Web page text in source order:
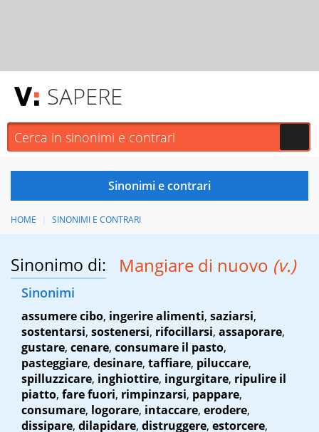
SAPERE
HOME SINONIMI E CONTRARI
Sinonimo di: Mangiare di nuovo (v.)
Sinonimi
assumere cibo, ingerire alimenti, saziarsi,
sostentarsi, sostenersi, rifocillarsi, assaporare,
gustare, cenare, consumare il pasto,
pasteggiare, desinare, taffiare, piluccare,
spilluzzicare, inghiottire, ingurgitare, ripulire il
piatto, fare fuori, rimpinzarsi, pappare,
consumare, logorare, intaccare, erodere,
dissipare, dilapidare, distruggere, estorcere,